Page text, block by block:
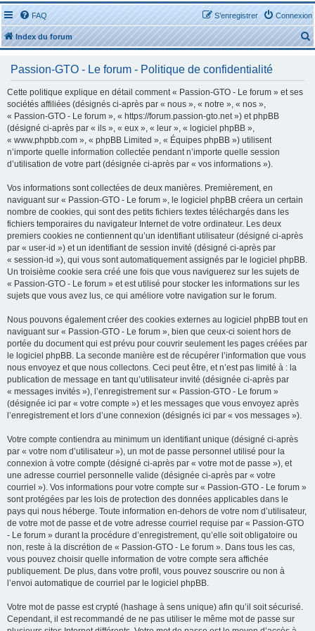
FAQ Connexion
S’enregistrer
Index du forum
e
Passion-GTO - Le forum - Politique de confidentialité
Cette politique explique en détail comment « Passion-GTO - Le forum » et ses
sociétés affiliées (désignés ci-après par « nous », « notre », « nos »,
« Passion-GTO - Le forum », « https://forum.passion-gto.net ») et phpBB
(désigné ci-après par « ils », « eux », « leur », « logiciel phpBB »,
« www.phpbb.com », « phpBB Limited », « Équipes phpBB ») utilisent
n’importe quelle information collectée pendant n’importe quelle session
d’utilisation de votre part (désignée ci-après par « vos informations »).
Vos informations sont collectées de deux manières. Premièrement, en
naviguant sur « Passion-GTO - Le forum », le logiciel phpBB créera un certain
nombre de cookies, qui sont des petits fichiers textes téléchargés dans les
fichiers temporaires du navigateur Internet de votre ordinateur. Les deux
premiers cookies ne contiennent qu’un identifiant utilisateur (désigné ci-après
par « user-id ») et un identifiant de session invité (désigné ci-après par
« session-id »), qui vous sont automatiquement assignés par le logiciel phpBB.
Un troisième cookie sera créé une fois que vous naviguerez sur les sujets de
« Passion-GTO - Le forum » et est utilisé pour stocker les informations sur les
sujets que vous avez lus, ce qui améliore votre navigation sur le forum.
Nous pouvons également créer des cookies externes au logiciel phpBB tout en
naviguant sur « Passion-GTO - Le forum », bien que ceux-ci soient hors de
portée du document qui est prévu pour couvrir seulement les pages créées par
le logiciel phpBB. La seconde manière est de récupérer l’information que vous
nous envoyez et que nous collectons. Ceci peut être, et n’est pas limité à : la
publication de message en tant qu’utilisateur invité (désignée ci-après par
« messages invités »), l’enregistrement sur « Passion-GTO - Le forum »
(désignée ici par « votre compte ») et les messages que vous envoyez après
l’enregistrement et lors d’une connexion (désignés ici par « vos messages »).
Votre compte contiendra au minimum un identifiant unique (désigné ci-après
par « votre nom d’utilisateur »), un mot de passe personnel utilisé pour la
connexion à votre compte (désigné ci-après par « votre mot de passe »), et
une adresse courriel personnelle valide (désignée ci-après par « votre
courriel »). Vos informations pour votre compte sur « Passion-GTO - Le forum »
sont protégées par les lois de protection des données applicables dans le
pays qui nous héberge. Toute information en-dehors de votre nom d’utilisateur,
de votre mot de passe et de votre adresse courriel requise par « Passion-GTO
- Le forum » durant la procédure d’enregistrement, qu’elle soit obligatoire ou
non, reste à la discrétion de « Passion-GTO - Le forum ». Dans tous les cas,
vous pouvez choisir quelle information de votre compte sera affichée
publiquement. De plus, dans votre profil, vous pouvez souscrire ou non à
l’envoi automatique de courriel par le logiciel phpBB.
Votre mot de passe est crypté (hashage à sens unique) afin qu’il soit sécurisé.
Cependant, il est recommandé de ne pas utiliser le même mot de passe sur